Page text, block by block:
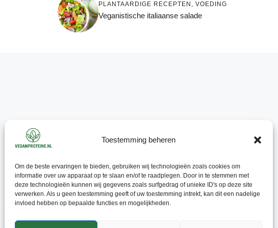
Toestemming beheren
Om de beste ervaringen te bieden, gebruiken wij technologieën zoals cookies om
informatie over uw apparaat op te slaan en/of te raadplegen. Door in te stemmen met
deze technologieën kunnen wij gegevens zoals surfgedrag of unieke ID's op deze site
verwerken. Als u geen toestemming geeft of uw toestemming intrekt, kan dit een nadelige
invloed hebben op bepaalde functies en mogelijkheden.
PLANTAARDIGE RECEPTEN , VOEDING
Veganistische italiaanse salade